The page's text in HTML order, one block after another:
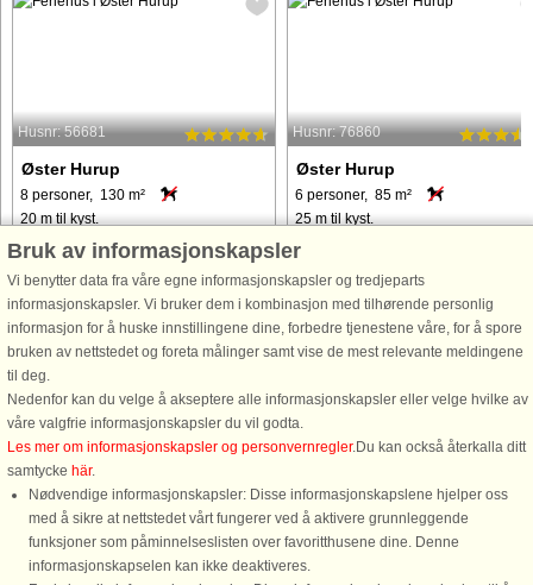
Husnr: 56681
Øster Hurup
8 personer, 130 m²
20 m til kyst.
Sommerhus beliggende ved Øster
Hurup havn med udsigt over Kattegat
og klitterne langs Øster Hurup strand.
Huset er holdt i lys, skandinavisk stil.
Køkken/alrum med alt i hårde
hvidevarer. Fra stuen og ...
fra 7.456 NOK
Husnr: 76860
Øster Hurup
6 personer, 85 m²
25 m til kyst.
Sommerhus med spabad og sauna
beliggende direkte ned til stranden
i gåafstand til byen og havnen i Øster
Hurup. Lys opholdsstue og spisestue
med udsigt til vandet og i åben
fra 4.233 NOK
Bruk av informasjonskapsler
Vi benytter data fra våre egne informasjonskapsler og tredjeparts
informasjonskapsler. Vi bruker dem i kombinasjon med tilhørende personlig
informasjon for å huske innstillingene dine, forbedre tjenestene våre, for å spore
bruken av nettstedet og foreta målinger samt vise de mest relevante meldingene
til deg.
Nedenfor kan du velge å akseptere alle informasjonskapsler eller velge hvilke av
våre valgfrie informasjonskapsler du vil godta.
Les mer om informasjonskapsler og personvernregler.Du kan också återkalla ditt
samtycke här.
Nødvendige informasjonskapsler: Disse informasjonskapslene hjelper oss
med å sikre at nettstedet vårt fungerer ved å aktivere grunnleggende
funksjoner som påminnelseslisten over favoritthusene dine. Denne
informasjonskapselen kan ikke deaktiveres.